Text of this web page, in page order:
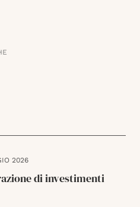
2026
di investimenti